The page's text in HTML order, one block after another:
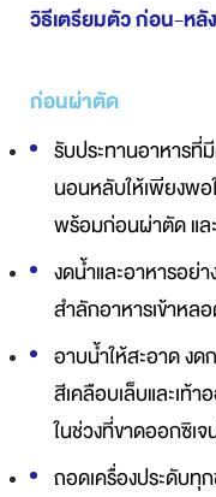
วิธีเตรียมตัว ก่อน-ห
ก่อนผ่าตัด
รับประทานอาหารที่
นอนหลับให้เพียงพอ
พร้อมก่อนผ่าตัด แล
งดน้ำและอาหารอย่
สำลักอาหารเข้าหล
อาบน้ำให้สะอาด งด
สีเคลือบเล็บและเท้
ในช่วงที่ขาดออกซิเ
ถอดเครื่องประดับ